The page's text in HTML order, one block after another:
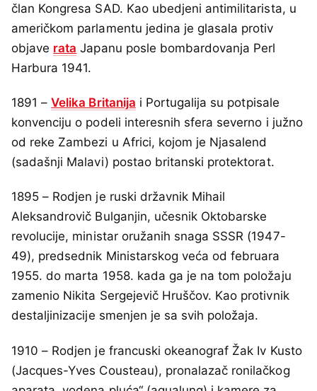
član Kongresa SAD. Kao ubedjeni antimilitarista, u
američkom parlamentu jedina je glasala protiv
objave rata Japanu posle bombardovanja Perl
Harbura 1941.
1891 –Velika Britanija i Portugalija su potpisale
konvenciju o podeli interesnih sfera severno i južno
od reke Zambezi u Africi, kojom je Njasalend
(sadašnji Malavi) postao britanski protektorat.
1895 – Rodjen je ruski državnik Mihail
Aleksandrovič Bulganjin, učesnik Oktobarske
revolucije, ministar oružanih snaga SSSR (1947-
49), predsednik Ministarskog veća od februara
1955. do marta 1958. kada ga je na tom položaju
zamenio Nikita Sergejevič Hruščov. Kao protivnik
destaljinizacije smenjen je sa svih položaja.
1910 – Rodjen je francuski okeanograf Žak Iv Kusto
(Jacques-Yves Cousteau), pronalazač ronilačkog